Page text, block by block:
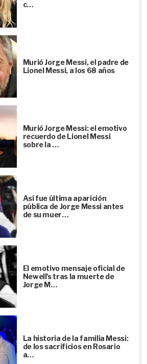
c…
Murió Jorge Messi, el padre de
Lionel Messi, a los 68 años
Murió Jorge Messi: el emotivo
recuerdo de Lionel Messi
sobre la …
Así fue última aparición
pública de Jorge Messi antes
de su muer…
El emotivo mensaje oficial de
Newell's tras la muerte de
Jorge M…
La historia de la familia Messi:
de los sacrificios en Rosario
a…